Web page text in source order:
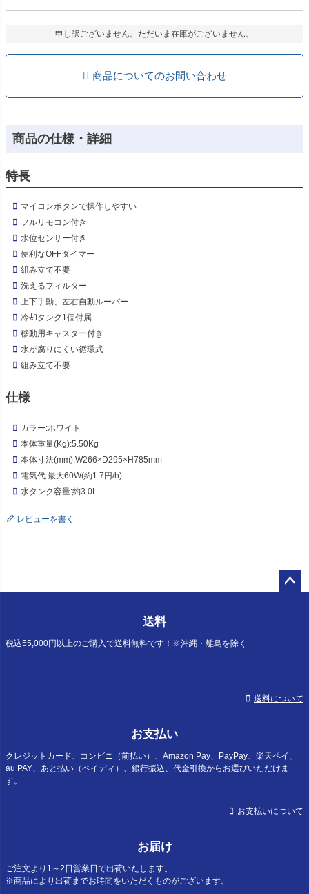
申し訳ございません。ただいま在庫がございません。
商品についてのお問い合わせ
商品の仕様・詳細
特長
マイコンボタンで操作しやすい
フルリモコン付き
水位センサー付き
便利なOFFタイマー
組み立て不要
洗えるフィルター
上下手動、左右自動ルーバー
冷却タンク1個付属
移動用キャスター付き
水が腐りにくい循環式
組み立て不要
仕様
カラー:ホワイト
本体重量(Kg):5.50Kg
本体寸法(mm):W266×D295×H785mm
電気代:最大60W(約1.7円/h)
水タンク容量:約3.0L
レビューを書く
送料
税込55,000円以上のご購入で送料無料です！※沖縄・離島を除く
送料について
お支払い
クレジットカード、コンビニ（前払い）、Amazon Pay、PayPay、楽天ペイ、
au PAY、あと払い（ペイディ）、銀行振込、代金引換からお選びいただけま
す。
お支払いについて
お届け
ご注文より1～2日営業日で出荷いたします。
※商品により出荷までお時間をいただくものがございます。